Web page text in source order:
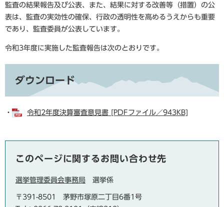
監査の結果報告及び公表、また、結果に対する改善等（措置）の公
表は、監査の実効性の確保、行政の透明性を高めるうえからも重要
であり、監査委員が公表しています。
令和3年度に実施した監査報告は次のとおりです。
ダウンロード
・ 令和2年度決算審査意見書 [PDFファイル／943KB]
このページに関するお問い合わせ先
選挙管理委員会事務局 選挙係
〒391-8501
茅野市塚原二丁目6番1号